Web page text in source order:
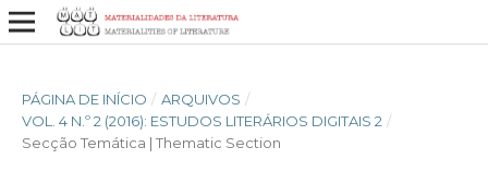
PÁGINA DE INÍCIO / ARQUIVOS /
VOL. 4 N.º 2 (2016): ESTUDOS LITERÁRIOS DIGITAIS 2 /
Secção Temática | Thematic Section